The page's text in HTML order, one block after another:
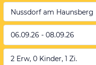
Nussdorf am Haunsberg
06.09.26 - 08.09.26
2 Erw, 0 Kinder, 1 Zi.